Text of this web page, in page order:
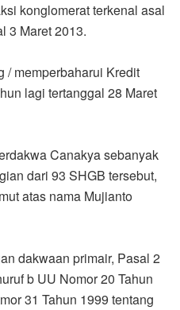
konglomerat terkenal asal
3 Maret 2013.
/ memperbaharui Kredit
lagi tertanggal 28 Maret
Canakya sebanyak
dari 93 SHGB tersebut,
atas nama Mujianto
dakwaan primair, Pasal 2
b UU Nomor 20 Tahun
31 Tahun 1999 tentang